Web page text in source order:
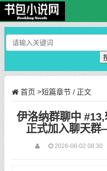
首页 >短篇章节/ 正文
伊洛纳群聊中
正式加入聊天
2026-06-02 08:30